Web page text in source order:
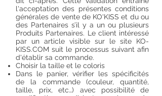
l'acceptation des présentes conditions
générales de vente de KO'KISS et du ou
des Partenaires s’il y a un ou plusieurs
Produits Partenaires. Le client intéressé
par un article visible sur le site KO-
KISS.COM suit le processus suivant afin
d'établir sa commande.
Choisir la taille et le coloris
Dans le panier, vérifier les spécificités
de la commande (couleur, quantité,
taille, prix, etc…) avec possibilité de